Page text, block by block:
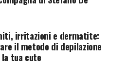
sui social la crescita
e molti utenti hanno
Jr. stia assumendo
un giovane atleta. Da
irritazioni e dermatite:
il metodo di depilazione
tua cute